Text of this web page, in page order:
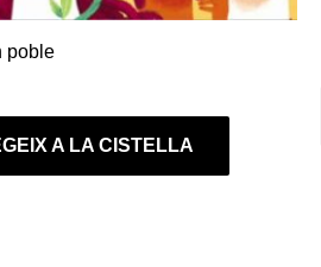
poble
A LA CISTELLA